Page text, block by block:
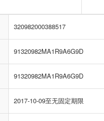
320982000388517
91320982MA1R9A6G9D
91320982MA1R9A6G9D
2017-10-09至无固定期限